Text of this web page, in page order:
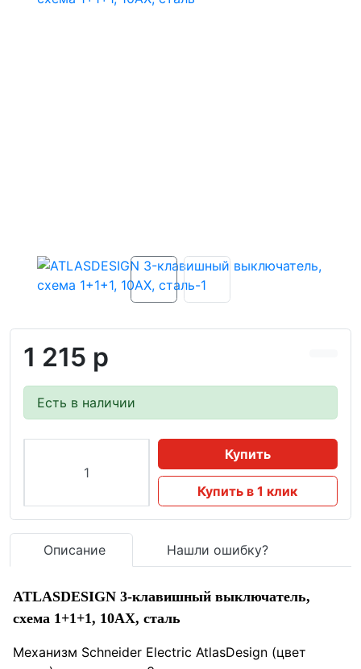
1 215 р
Есть в наличии
Купить
Купить в 1 клик
Описание Нашли ошибку?
ATLASDESIGN 3-клавишный выключатель,
схема 1+1+1, 10АХ, сталь
Механизм Schneider Electric AtlasDesign (цвет